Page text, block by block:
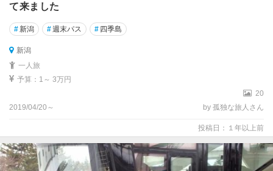
て来ました
#新潟 #週末パス # 四季島
新潟
一人旅
予算：1～ 3万円
20
2019/04/20～
by 孤独な旅人さん
投稿日：１年以上前